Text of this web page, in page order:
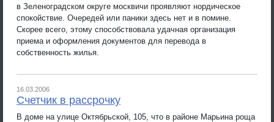
в Зеленоградском округе москвичи проявляют нордическое
спокойствие. Очередей или паники здесь нет и в помине.
Скорее всего, этому способствовала удачная организация
приема и оформления документов для перевода в
собственность жилья.
16.03.2006
Счетчик в рассрочку
В доме на улице Октябрьской, 105, что в районе Марьина роща